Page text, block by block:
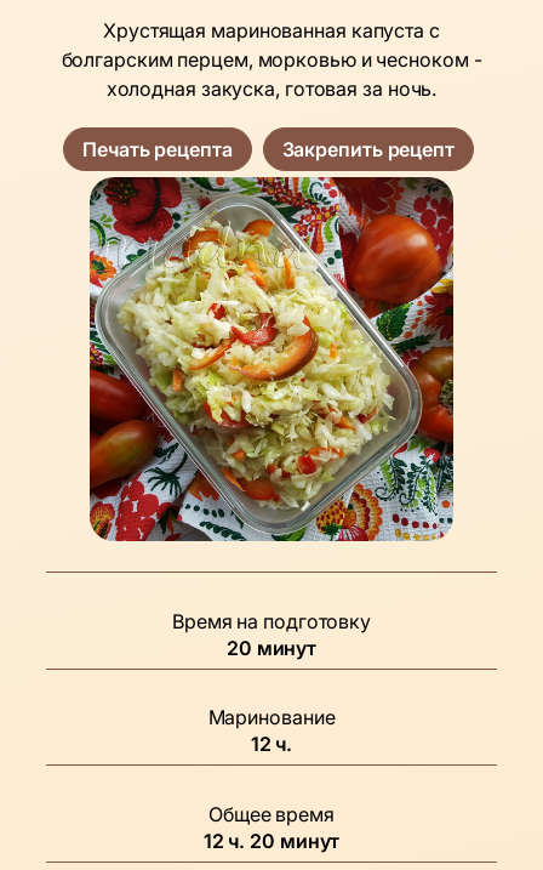
Хрустящая маринованная капуста с
болгарским перцем, морковью и чесноком -
холодная закуска, готовая за ночь.
Печать рецепта Закрепить рецепт
Время на подготовку
20минуты
минут
Маринование
12часов
ч.
Общее время
12часов
ч. 20минуты
минут